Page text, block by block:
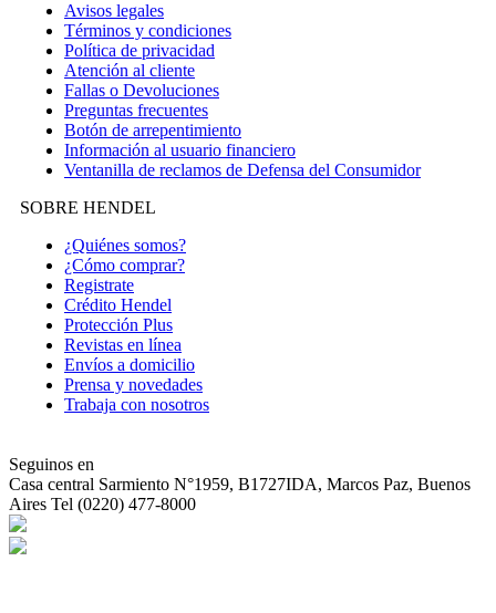
Avisos legales
Términos y condiciones
Política de privacidad
Atención al cliente
Fallas o Devoluciones
Preguntas frecuentes
Botón de arrepentimiento
Información al usuario financiero
Ventanilla de reclamos de Defensa del Consumidor
SOBRE HENDEL
¿Quiénes somos?
¿Cómo comprar?
Registrate
Crédito Hendel
Protección Plus
Revistas en línea
Envíos a domicilio
Prensa y novedades
Trabaja con nosotros
Seguinos en
Casa central Sarmiento N°1959, B1727IDA, Marcos Paz, Buenos
Aires Tel (0220) 477-8000